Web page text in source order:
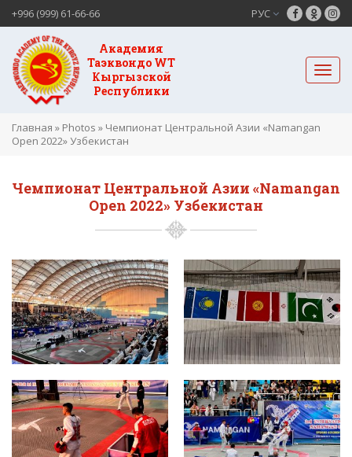
+996 (999) 61-66-66 РУС
Академия
Таэквондо WT
Кыргызской
Республики
Главная » Photos » Чемпионат Центральной Азии «Namangan
Open 2022» Узбекистан
Чемпионат Центральной Азии «Namangan
Open 2022» Узбекистан